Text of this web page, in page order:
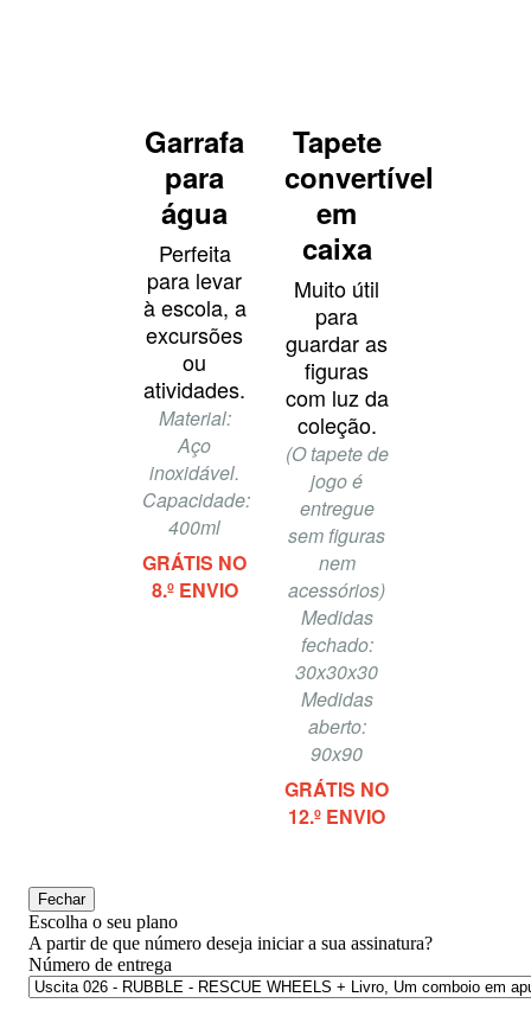
Garrafa
para
água
Perfeita
para levar
à escola, a
excursões
ou
atividades.
Material:
Aço
inoxidável​.
Capacidade:
400ml
GRÁTIS NO
8.º ENVIO
Tapete
convertível
em
caixa
Muito útil
para
guardar as
figuras
com luz da
coleção.
(O tapete de
jogo é
entregue
sem figuras
nem
acessórios)
Medidas
fechado:
30x30x30
Medidas
aberto:
90x90
GRÁTIS NO
12.º ENVIO
Fechar
Escolha o seu plano
A partir de que número deseja iniciar a sua assinatura?
Número de entrega